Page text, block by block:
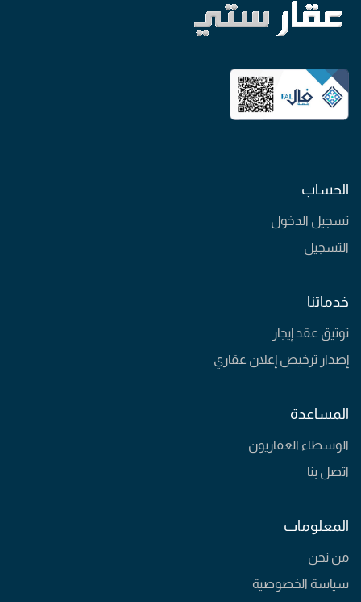
الحساب
تسجيل الدخول
التسجيل
خدماتنا
توثيق عقد إيجار
إصدار ترخيص إعلان عقاري
المساعدة
الوسطاء العقاريون
اتصل بنا
المعلومات
من نحن
سياسة الخصوصية